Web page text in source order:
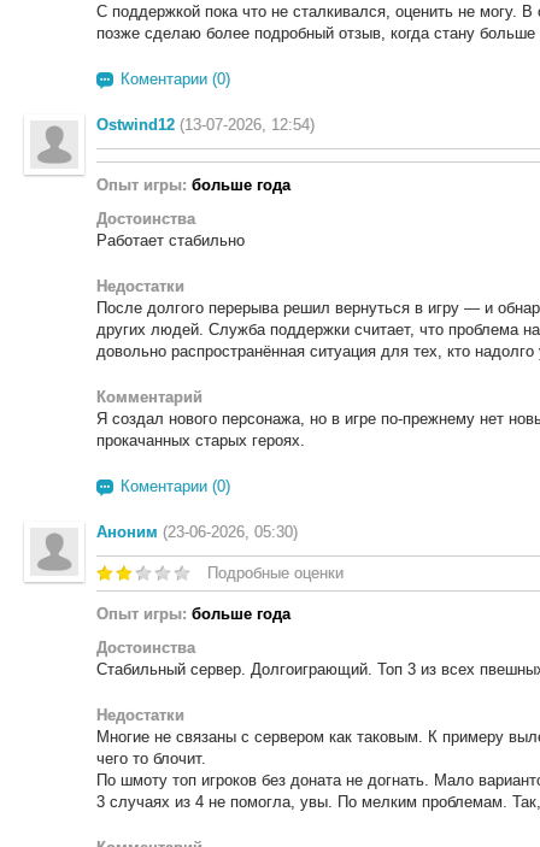
С поддержкой пока что не сталкивался, оценить не могу.
позже сделаю более подробный отзыв, когда стану больше
Коментарии (0)
Ostwind12 (13-07-2026, 12:54)
Опыт игры: больше года
Достоинства
Работает стабильно
Недостатки
После долгого перерыва решил вернуться в игру — и
других людей. Служба поддержки считает, что проблема
довольно распространённая ситуация для тех, кто надолго
Комментарий
Я создал нового персонажа, но в игре по-прежнему нет
прокачанных старых героях.
Коментарии (0)
Аноним (23-06-2026, 05:30)
Подробные оценки
Опыт игры: больше года
Достоинства
Стабильный сервер. Долгоиграющий. Топ 3 из всех
Недостатки
Многие не связаны с сервером как таковым. К примеру
чего то блочит.
По шмоту топ игроков без доната не догнать. Мало
3 случаях из 4 не помогла, увы. По мелким проблемам.